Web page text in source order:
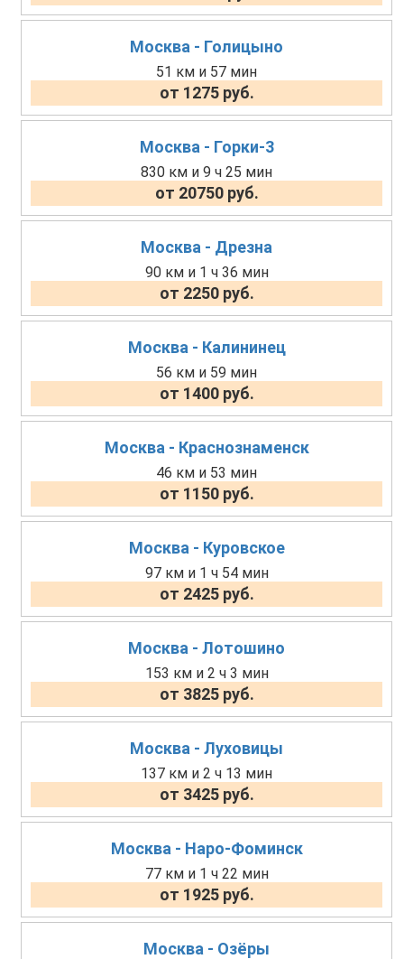
Москва - Голицыно
51 км и 57 мин
от 1275 руб.
Москва - Горки-3
830 км и 9 ч 25 мин
от 20750 руб.
Москва - Дрезна
90 км и 1 ч 36 мин
от 2250 руб.
Москва - Калининец
56 км и 59 мин
от 1400 руб.
Москва - Краснознаменск
46 км и 53 мин
от 1150 руб.
Москва - Куровское
97 км и 1 ч 54 мин
от 2425 руб.
Москва - Лотошино
153 км и 2 ч 3 мин
от 3825 руб.
Москва - Луховицы
137 км и 2 ч 13 мин
от 3425 руб.
Москва - Наро-Фоминск
77 км и 1 ч 22 мин
от 1925 руб.
Москва - Озёры